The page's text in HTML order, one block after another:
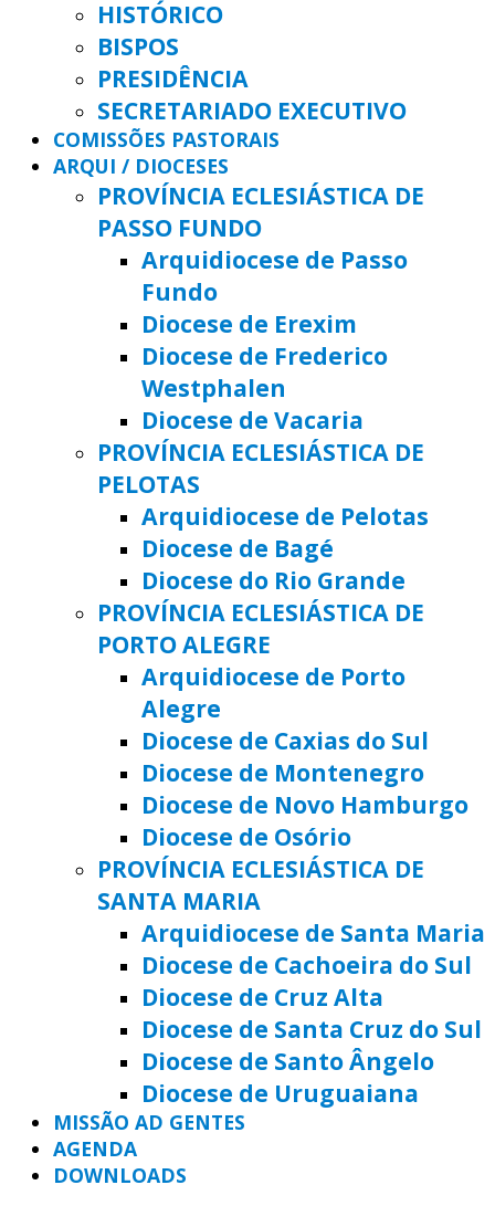
HISTÓRICO
BISPOS
PRESIDÊNCIA
SECRETARIADO EXECUTIVO
COMISSÕES PASTORAIS
ARQUI / DIOCESES
PROVÍNCIA ECLESIÁSTICA DE
PASSO FUNDO
Arquidiocese de Passo
Fundo
Diocese de Erexim
Diocese de Frederico
Westphalen
Diocese de Vacaria
PROVÍNCIA ECLESIÁSTICA DE
PELOTAS
Arquidiocese de Pelotas
Diocese de Bagé
Diocese do Rio Grande
PROVÍNCIA ECLESIÁSTICA DE
PORTO ALEGRE
Arquidiocese de Porto
Alegre
Diocese de Caxias do Sul
Diocese de Montenegro
Diocese de Novo Hamburgo
Diocese de Osório
PROVÍNCIA ECLESIÁSTICA DE
SANTA MARIA
Arquidiocese de Santa Maria
Diocese de Cachoeira do Sul
Diocese de Cruz Alta
Diocese de Santa Cruz do Sul
Diocese de Santo Ângelo
Diocese de Uruguaiana
MISSÃO AD GENTES
AGENDA
DOWNLOADS